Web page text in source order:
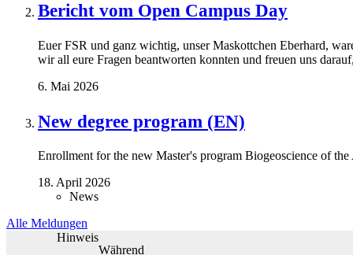
Bericht vom Open Campus Day
Euer FSR und ganz wichtig, unser Maskottchen Eberhard,
wir all eure Fragen beantworten konnten und freuen uns
6. Mai 2026
New degree program (EN)
Enrollment for the new Master's program Biogeoscience of
18. April 2026
News
Alle Meldungen
Hinweis
Während